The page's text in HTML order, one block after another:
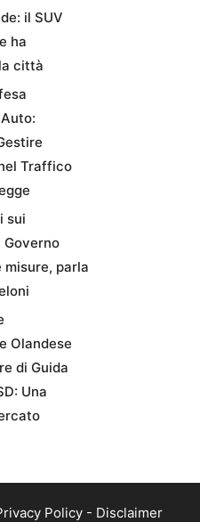
il SUV
ha
città
Traffico
sui
parla
Olandese
di Guida
Una
Policy - Disclaimer